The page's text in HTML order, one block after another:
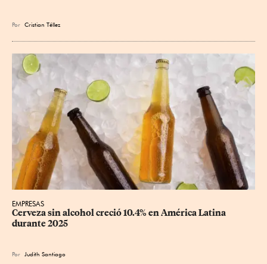
Por Cristian Téllez
EMPRESAS
Cerveza sin alcohol creció 10.4% en América Latina
durante 2025
Por Judith Santiago